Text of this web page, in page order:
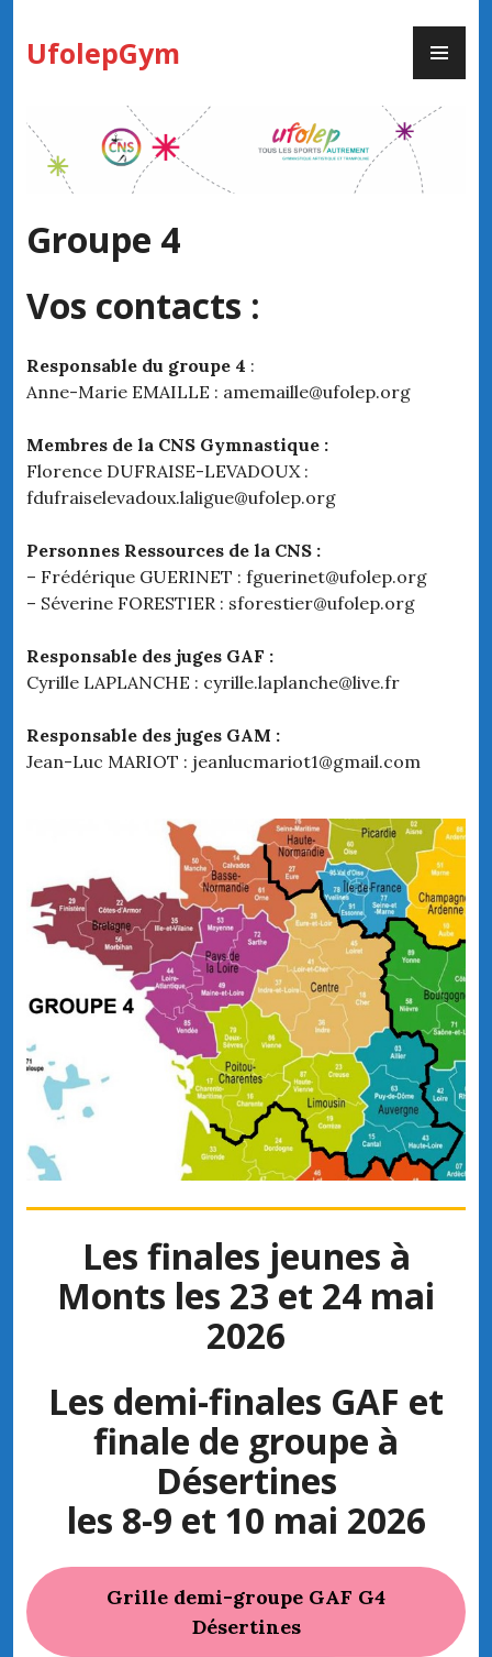
to
content
UfolepGym
Groupe 4
Vos contacts :
Responsable du groupe 4 :
Anne-Marie EMAILLE : amemaille@ufolep.org
Membres de la CNS Gymnastique :
Florence DUFRAISE-LEVADOUX :
fdufraiselevadoux.laligue@ufolep.org
Personnes Ressources de la CNS :
– Frédérique GUERINET : fguerinet@ufolep.org
– Séverine FORESTIER : sforestier@ufolep.org
Responsable des juges GAF :
Cyrille LAPLANCHE : cyrille.laplanche@live.fr
Responsable des juges GAM :
Jean-Luc MARIOT : jeanlucmariot1@gmail.com
Les finales jeunes à
Monts les 23 et 24 mai
2026
Les demi-finales GAF et
finale de groupe à
Désertines
les 8-9 et 10 mai 2026
Grille demi-groupe GAF G4
Désertines